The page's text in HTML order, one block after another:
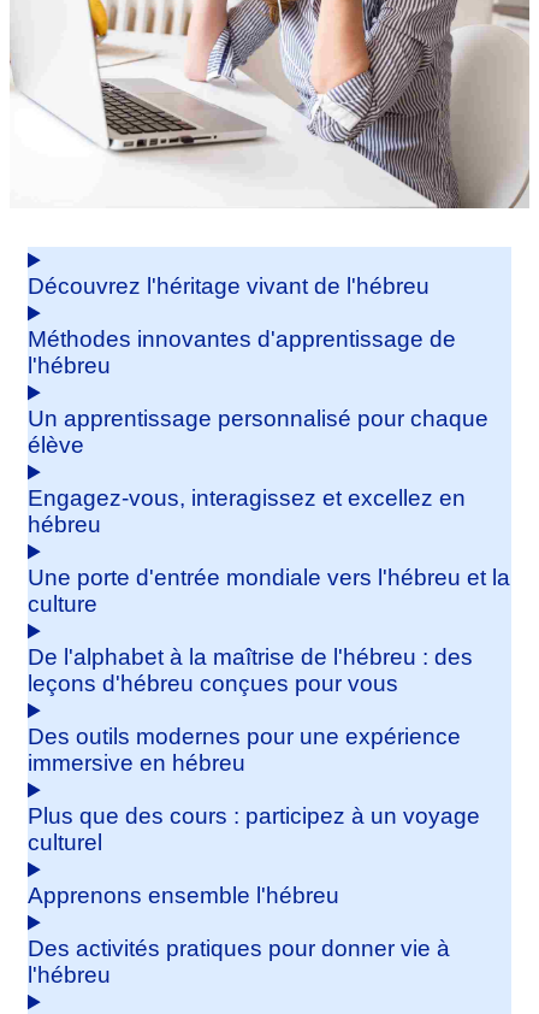
Découvrez l'héritage vivant de l'hébreu
Méthodes innovantes d'apprentissage de
l'hébreu
Un apprentissage personnalisé pour chaque
élève
Engagez-vous, interagissez et excellez en
hébreu
Une porte d'entrée mondiale vers l'hébreu et la
culture
De l'alphabet à la maîtrise de l'hébreu : des
leçons d'hébreu conçues pour vous
Des outils modernes pour une expérience
immersive en hébreu
Plus que des cours : participez à un voyage
culturel
Apprenons ensemble l'hébreu
Des activités pratiques pour donner vie à
l'hébreu